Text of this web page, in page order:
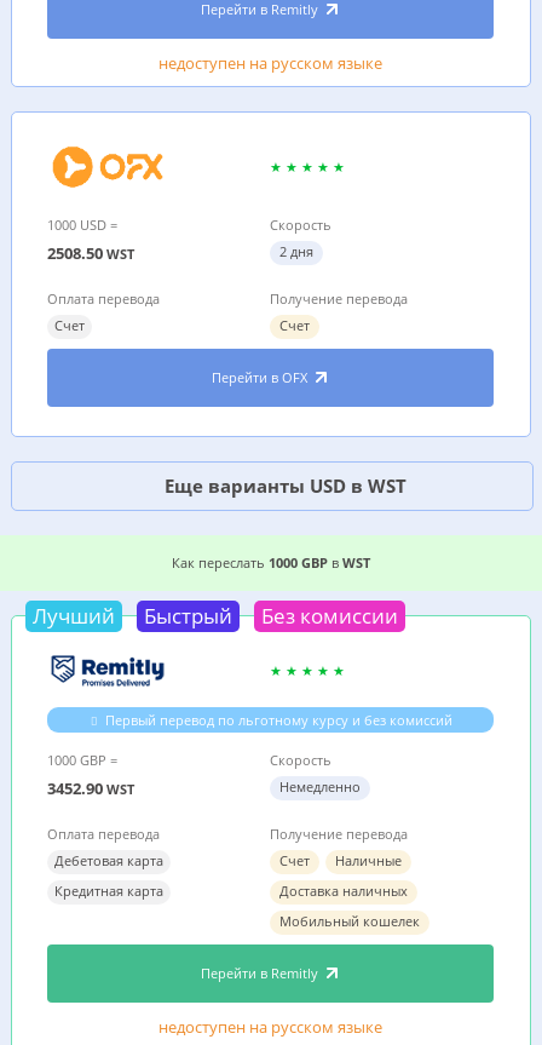
Перейти в Remitly
недоступен на русском языке
1000 USD =
2508.50 WST
Скорость
2 дня
Оплата перевода
Счет
Получение перевода
Счет
Перейти в OFX
Еще варианты USD в WST
3 ВЫГОДНЫХ СПОСОБА, ГДЕ ДЕШЕВЛЕ
Как переслать 1000 GBP в WST
Лучший Быстрый Без комиссии
Первый перевод по льготному курсу и без комиссий
1000 GBP =
3452.90 WST
Скорость
Немедленно
Оплата перевода
Дебетовая карта
Кредитная карта
Получение перевода
Счет
Наличные
Доставка наличных
Мобильный кошелек
Перейти в Remitly
недоступен на русском языке